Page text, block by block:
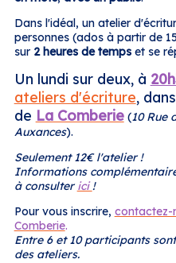
Dans l'idéal, un atelier
personnes (ados à partir de
sur 2 heures de tempset se
Un lundi sur deux, à
ateliers d'écriture,
de La Comberie(10 Rue
Auxances).
Seulement 12€ l'atelier !
Informations
à consulterici!
Pour vous inscrire, contactez-
Comberie.
Entre 6 et 10 participants
des ateliers.